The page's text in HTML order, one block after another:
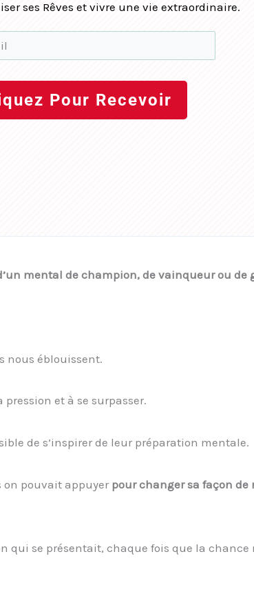
ses Rêves et vivre une vie extraordinaire.
Pour Recevoir
mental de champion, de vainqueur ou de
nous éblouissent.
et à se surpasser.
de s’inspirer de leur préparation mentale.
on pouvait appuyer pour changer sa façon de
qui se présentait, chaque fois que la chance